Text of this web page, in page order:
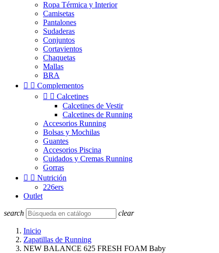
Ropa Térmica y Interior
Camisetas
Pantalones
Sudaderas
Conjuntos
Cortavientos
Chaquetas
Mallas
BRA
  Complementos
  Calcetines
Calcetines de Vestir
Calcetines de Running
Accesorios Running
Bolsas y Mochilas
Guantes
Accesorios Piscina
Cuidados y Cremas Running
Gorras
  Nutrición
226ers
Outlet
search clear
Inicio
Zapatillas de Running
NEW BALANCE 625 FRESH FOAM Baby